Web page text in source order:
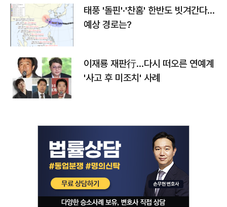
태풍 '돌핀'·'찬홈' 한반도 빗겨간다…
예상 경로는?
이재룡 재판行…다시 떠오른 연예계
'사고 후 미조치' 사례